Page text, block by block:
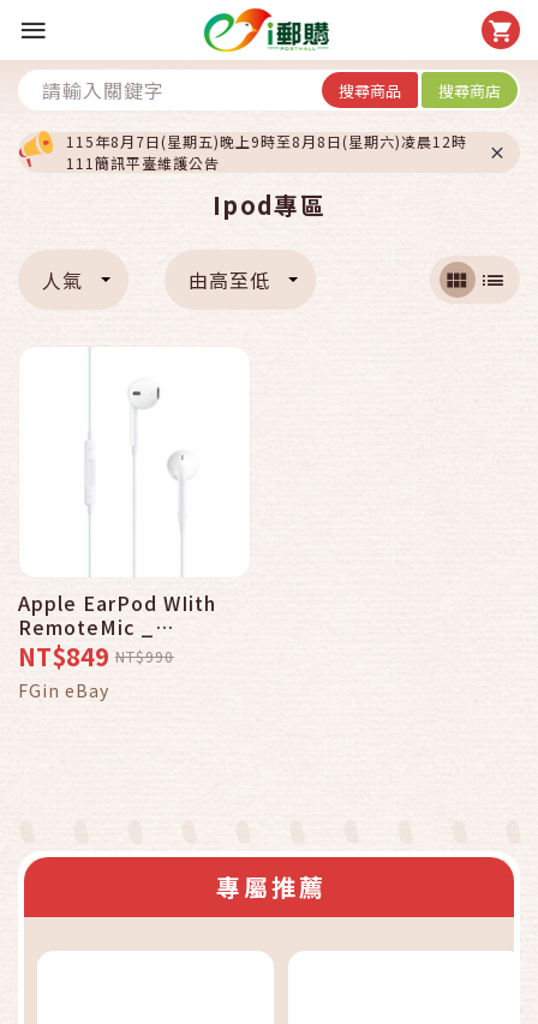
搜尋商品 搜尋商店
115年8月7日(星期五)晚上9時至8月8日(星期六)凌晨12時
111簡訊平臺維護公告
Ipod專區
人氣 由高至低
Apple EarPod WIith
RemoteMic _
MD827FE/A 原廠公司貨
(隨附線控與麥克風）
NT$849 NT$990
FGin eBay
專屬推薦